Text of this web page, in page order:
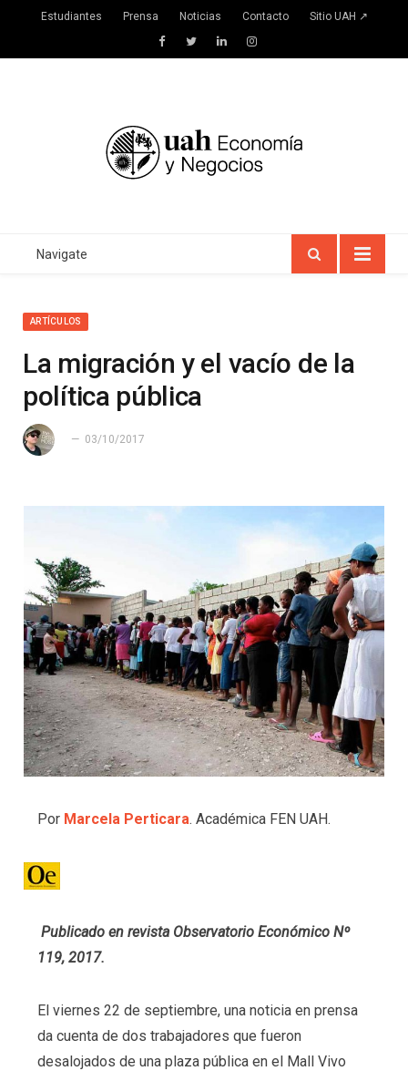
Estudiantes Prensa Noticias Contacto Sitio UAH ↗
FacebookTwitterLinkedInInstagram
Navigate
ARTÍCULOS
La migración y el vacío de la
política pública
03/10/2017
Por Marcela Perticara. Académica FEN UAH.
Publicado en revista Observatorio Económico Nº
119, 2017.
El viernes 22 de septiembre, una noticia en prensa
da cuenta de dos trabajadores que fueron
desalojados de una plaza pública en el Mall Vivo